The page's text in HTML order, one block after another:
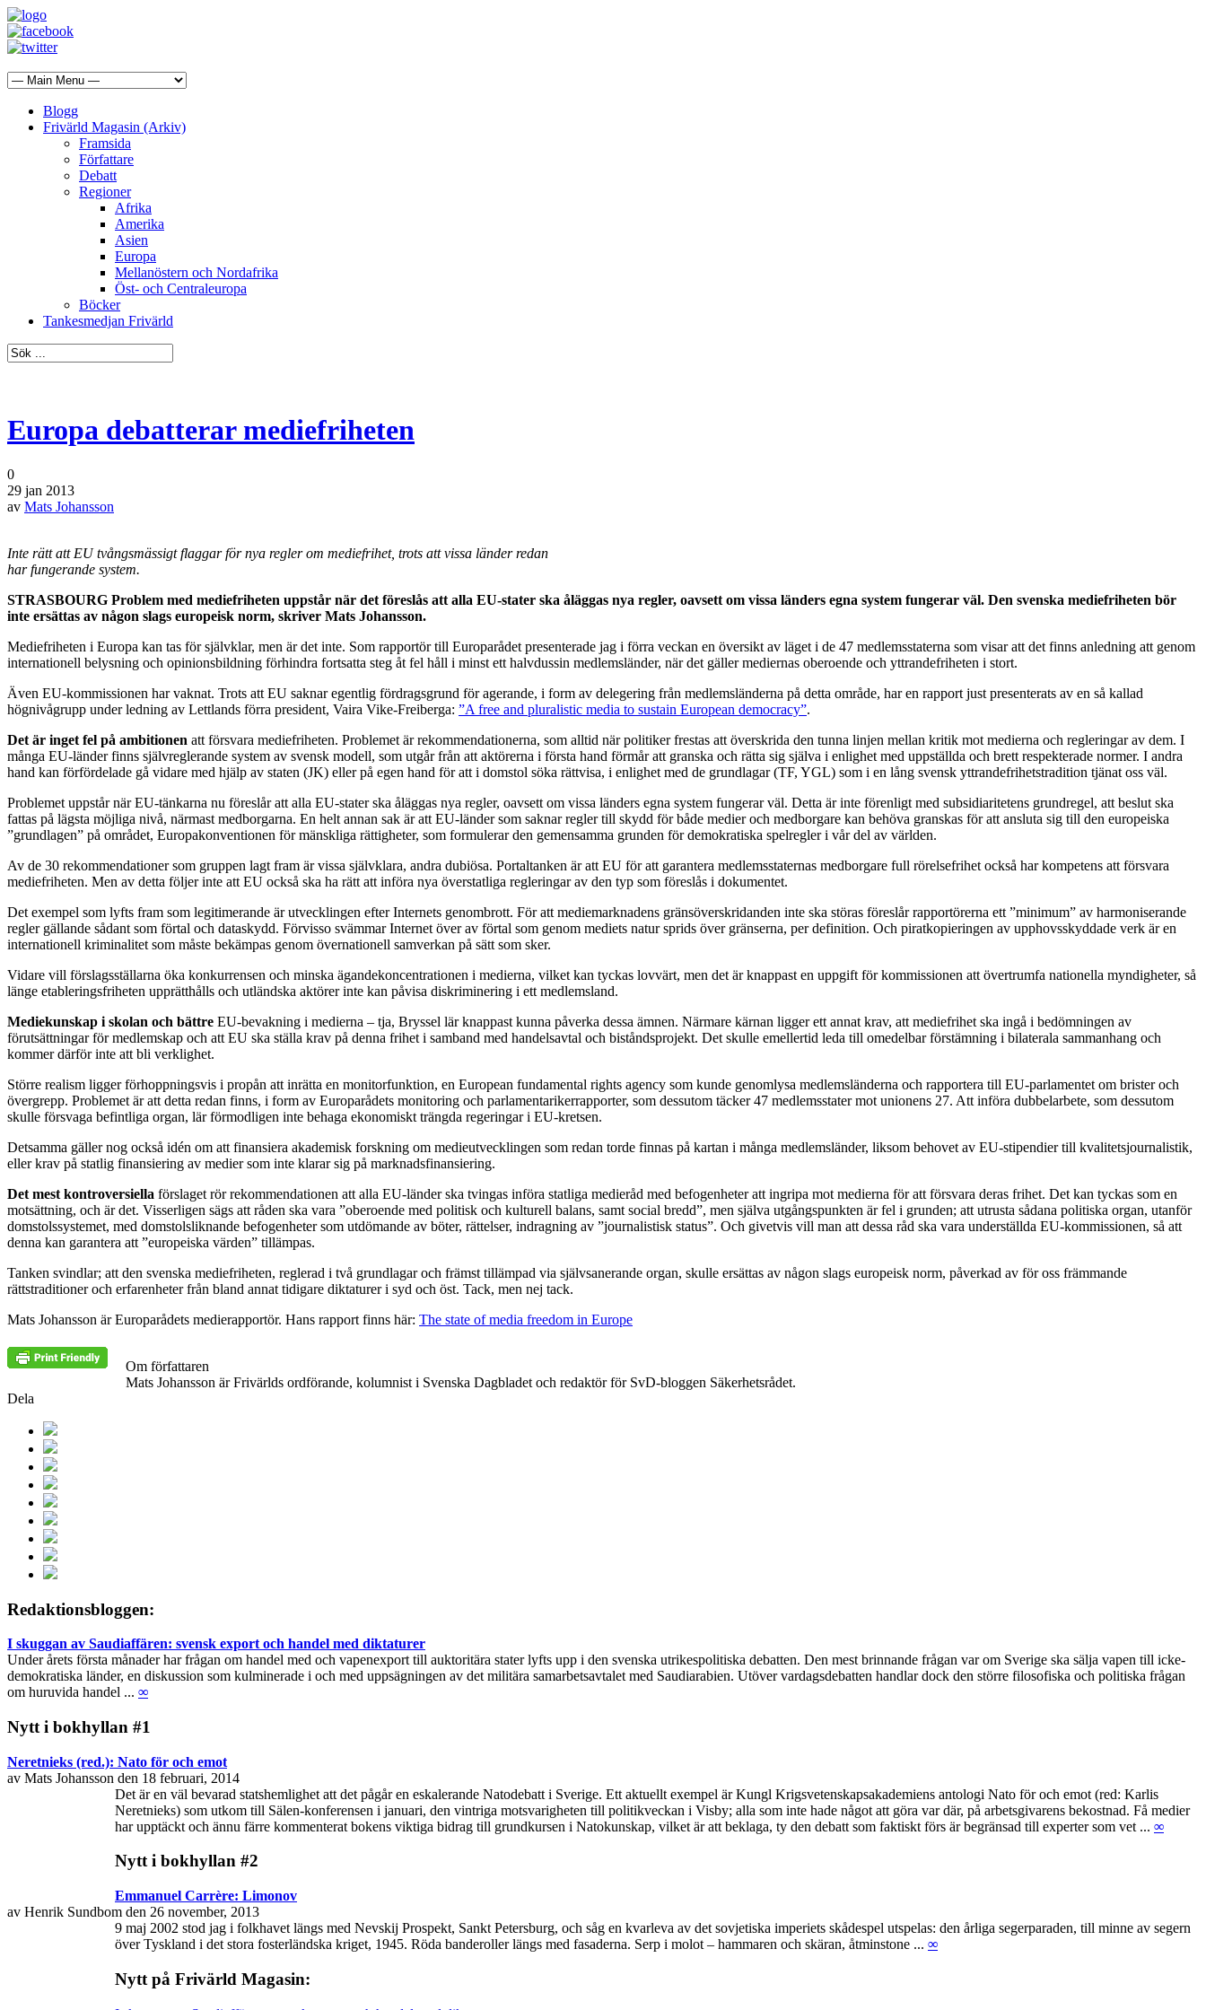
Blogg
Frivärld Magasin (Arkiv)
Framsida
Författare
Debatt
Regioner
Afrika
Amerika
Asien
Europa
Mellanöstern och Nordafrika
Öst- och Centraleuropa
Böcker
Tankesmedjan Frivärld
Europa debatterar mediefriheten
0
29 jan 2013
av Mats Johansson
Inte rätt att EU tvångsmässigt flaggar för nya regler om mediefrihet, trots att vissa länder redan
har fungerande system.
STRASBOURG Problem med mediefriheten uppstår när det föreslås att alla EU-stater ska åläggas nya regler, oavsett om vissa länders egna system fungerar väl. Den svenska mediefriheten bör
inte ersättas av någon slags europeisk norm, skriver Mats Johansson.
Mediefriheten i Europa kan tas för självklar, men är det inte. Som rapportör till Europarådet presenterade jag i förra veckan en översikt av läget i de 47 medlemsstaterna som visar att det finns anledning att genom
internationell belysning och opinionsbildning förhindra fortsatta steg åt fel håll i minst ett halvdussin medlemsländer, när det gäller mediernas oberoende och yttrandefriheten i stort.
Även EU-kommissionen har vaknat. Trots att EU saknar egentlig fördragsgrund för agerande, i form av delegering från medlemsländerna på detta område, har en rapport just presenterats av en så kallad
högnivågrupp under ledning av Lettlands förra president, Vaira Vike-Freiberga: ”A free and pluralistic media to sustain European democracy”.
Det är inget fel på ambitionen att försvara mediefriheten. Problemet är rekommendationerna, som alltid när politiker frestas att överskrida den tunna linjen mellan kritik mot medierna och regleringar av dem. I
många EU-länder finns självreglerande system av svensk modell, som utgår från att aktörerna i första hand förmår att granska och rätta sig själva i enlighet med uppställda och brett respekterade normer. I andra
hand kan förfördelade gå vidare med hjälp av staten (JK) eller på egen hand för att i domstol söka rättvisa, i enlighet med de grundlagar (TF, YGL) som i en lång svensk yttrandefrihetstradition tjänat oss väl.
Problemet uppstår när EU-tänkarna nu föreslår att alla EU-stater ska åläggas nya regler, oavsett om vissa länders egna system fungerar väl. Detta är inte förenligt med subsidiaritetens grundregel, att beslut ska
fattas på lägsta möjliga nivå, närmast medborgarna. En helt annan sak är att EU-länder som saknar regler till skydd för både medier och medborgare kan behöva granskas för att ansluta sig till den europeiska
”grundlagen” på området, Europakonventionen för mänskliga rättigheter, som formulerar den gemensamma grunden för demokratiska spelregler i vår del av världen.
Av de 30 rekommendationer som gruppen lagt fram är vissa självklara, andra dubiösa. Portaltanken är att EU för att garantera medlemsstaternas medborgare full rörelsefrihet också har kompetens att försvara
mediefriheten. Men av detta följer inte att EU också ska ha rätt att införa nya överstatliga regleringar av den typ som föreslås i dokumentet.
Det exempel som lyfts fram som legitimerande är utvecklingen efter Internets genombrott. För att mediemarknadens gränsöverskridanden inte ska störas föreslår rapportörerna ett ”minimum” av harmoniserande
regler gällande sådant som förtal och dataskydd. Förvisso svämmar Internet över av förtal som genom mediets natur sprids över gränserna, per definition. Och piratkopieringen av upphovsskyddade verk är en
internationell kriminalitet som måste bekämpas genom övernationell samverkan på sätt som sker.
Vidare vill förslagsställarna öka konkurrensen och minska ägandekoncentrationen i medierna, vilket kan tyckas lovvärt, men det är knappast en uppgift för kommissionen att övertrumfa nationella myndigheter, så
länge etableringsfriheten upprätthålls och utländska aktörer inte kan påvisa diskriminering i ett medlemsland.
Mediekunskap i skolan och bättre EU-bevakning i medierna – tja, Bryssel lär knappast kunna påverka dessa ämnen. Närmare kärnan ligger ett annat krav, att mediefrihet ska ingå i bedömningen av
förutsättningar för medlemskap och att EU ska ställa krav på denna frihet i samband med handelsavtal och biståndsprojekt. Det skulle emellertid leda till omedelbar förstämning i bilaterala sammanhang och
kommer därför inte att bli verklighet.
Större realism ligger förhoppningsvis i propån att inrätta en monitorfunktion, en European fundamental rights agency som kunde genomlysa medlemsländerna och rapportera till EU-parlamentet om brister och
övergrepp. Problemet är att detta redan finns, i form av Europarådets monitoring och parlamentarikerrapporter, som dessutom täcker 47 medlemsstater mot unionens 27. Att införa dubbelarbete, som dessutom
skulle försvaga befintliga organ, lär förmodligen inte behaga ekonomiskt trängda regeringar i EU-kretsen.
Detsamma gäller nog också idén om att finansiera akademisk forskning om medieutvecklingen som redan torde finnas på kartan i många medlemsländer, liksom behovet av EU-stipendier till kvalitetsjournalistik,
eller krav på statlig finansiering av medier som inte klarar sig på marknadsfinansiering.
Det mest kontroversiella förslaget rör rekommendationen att alla EU-länder ska tvingas införa statliga medieråd med befogenheter att ingripa mot medierna för att försvara deras frihet. Det kan tyckas som en
motsättning, och är det. Visserligen sägs att råden ska vara ”oberoende med politisk och kulturell balans, samt social bredd”, men själva utgångspunkten är fel i grunden; att utrusta sådana politiska organ, utanför
domstolssystemet, med domstolsliknande befogenheter som utdömande av böter, rättelser, indragning av ”journalistisk status”. Och givetvis vill man att dessa råd ska vara underställda EU-kommissionen, så att
denna kan garantera att ”europeiska värden” tillämpas.
Tanken svindlar; att den svenska mediefriheten, reglerad i två grundlagar och främst tillämpad via självsanerande organ, skulle ersättas av någon slags europeisk norm, påverkad av för oss främmande
rättstraditioner och erfarenheter från bland annat tidigare diktaturer i syd och öst. Tack, men nej tack.
Mats Johansson är Europarådets medierapportör. Hans rapport finns här: The state of media freedom in Europe
Om författaren
Mats Johansson är Frivärlds ordförande, kolumnist i Svenska Dagbladet och redaktör för SvD-bloggen Säkerhetsrådet.
Dela
Redaktionsbloggen:
I skuggan av Saudiaffären: svensk export och handel med diktaturer
Under årets första månader har frågan om handel med och vapenexport till auktoritära stater lyfts upp i den svenska utrikespolitiska debatten. Den mest brinnande frågan var om Sverige ska sälja vapen till icke-
demokratiska länder, en diskussion som kulminerade i och med uppsägningen av det militära samarbetsavtalet med Saudiarabien. Utöver vardagsdebatten handlar dock den större filosofiska och politiska frågan
om huruvida handel ... ∞
Nytt i bokhyllan #1
Neretnieks (red.): Nato för och emot
av Mats Johansson den 18 februari, 2014
Det är en väl bevarad statshemlighet att det pågår en eskalerande Natodebatt i Sverige. Ett aktuellt exempel är Kungl Krigsvetenskapsakademiens antologi Nato för och emot (red: Karlis
Neretnieks) som utkom till Sälen-konferensen i januari, den vintriga motsvarigheten till politikveckan i Visby; alla som inte hade något att göra var där, på arbetsgivarens bekostnad. Få medier
har upptäckt och ännu färre kommenterat bokens viktiga bidrag till grundkursen i Natokunskap, vilket är att beklaga, ty den debatt som faktiskt förs är begränsad till experter som vet ... ∞
Nytt i bokhyllan #2
Emmanuel Carrère: Limonov
av Henrik Sundbom den 26 november, 2013
9 maj 2002 stod jag i folkhavet längs med Nevskij Prospekt, Sankt Petersburg, och såg en kvarleva av det sovjetiska imperiets skådespel utspelas: den årliga segerparaden, till minne av segern
över Tyskland i det stora fosterländska kriget, 1945. Röda banderoller längs med fasaderna. Serp i molot – hammaren och skäran, åtminstone ... ∞
Nytt på Frivärld Magasin: